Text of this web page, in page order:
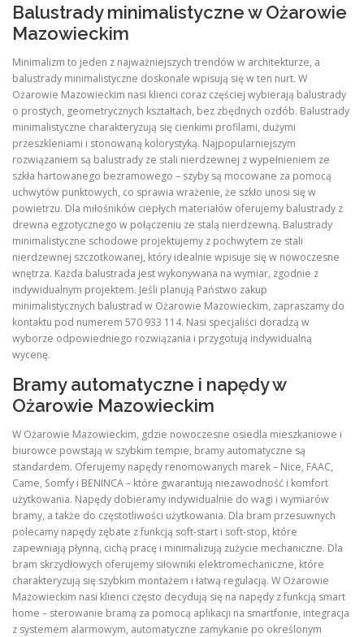
Balustrady minimalistyczne w Ożarowie
Mazowieckim
Minimalizm to jeden z najważniejszych trendów w architekturze, a
balustrady minimalistyczne doskonale wpisują się w ten nurt. W
Ożarowie Mazowieckim nasi klienci coraz częściej wybierają balustrady
o prostych, geometrycznych kształtach, bez zbędnych ozdób. Balustrady
minimalistyczne charakteryzują się cienkimi profilami, dużymi
przeszkleniami i stonowaną kolorystyką. Najpopularniejszym
rozwiązaniem są balustrady ze stali nierdzewnej z wypełnieniem ze
szkła hartowanego bezramowego – szyby są mocowane za pomocą
uchwytów punktowych, co sprawia wrażenie, że szkło unosi się w
powietrzu. Dla miłośników ciepłych materiałów oferujemy balustrady z
drewna egzotycznego w połączeniu ze stalą nierdzewną. Balustrady
minimalistyczne schodowe projektujemy z pochwytem ze stali
nierdzewnej szczotkowanej, który idealnie wpisuje się w nowoczesne
wnętrza. Każda balustrada jest wykonywana na wymiar, zgodnie z
indywidualnym projektem. Jeśli planują Państwo zakup
minimalistycznych balustrad w Ożarowie Mazowieckim, zapraszamy do
kontaktu pod numerem 570 933 114. Nasi specjaliści doradzą w
wyborze odpowiedniego rozwiązania i przygotują indywidualną
wycenę.
Bramy automatyczne i napędy w
Ożarowie Mazowieckim
W Ożarowie Mazowieckim, gdzie nowoczesne osiedla mieszkaniowe i
biurowce powstają w szybkim tempie, bramy automatyczne są
standardem. Oferujemy napędy renomowanych marek – Nice, FAAC,
Came, Somfy i BENINCA – które gwarantują niezawodność i komfort
użytkowania. Napędy dobieramy indywidualnie do wagi i wymiarów
bramy, a także do częstotliwości użytkowania. Dla bram przesuwnych
polecamy napędy zębate z funkcją soft-start i soft-stop, które
zapewniają płynną, cichą pracę i minimalizują zużycie mechaniczne. Dla
bram skrzydłowych oferujemy siłowniki elektromechaniczne, które
charakteryzują się szybkim montażem i łatwą regulacją. W Ożarowie
Mazowieckim nasi klienci często decydują się na napędy z funkcją smart
home – sterowanie bramą za pomocą aplikacji na smartfonie, integracja
z systemem alarmowym, automatyczne zamykanie po określonym